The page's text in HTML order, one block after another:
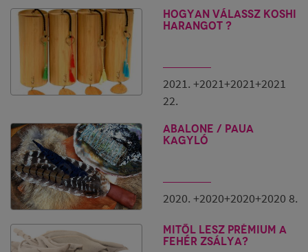
Hogyan válassz Koshi
harangot ?
2021. +2021+2021+2021
22.
ABALONE / PAUA
kagyló
2020. +2020+2020+2020 8.
Mitől lesz prémium a
fehér zsálya?